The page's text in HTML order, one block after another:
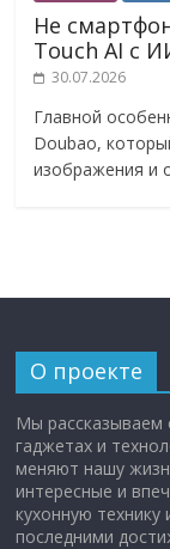
Не
Touch AI с
30.07.2026
Главной
Doubao,
изображения и
О проекте
Мы рассказываем
гаджетах и
меняют нашу
интересные и
кухонную
последними